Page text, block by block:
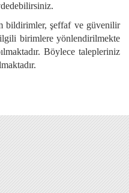
bildirimler, şeffaf ve güvenilir
ilgili birimlere yönlendirilmekte
Böylece talepleriniz